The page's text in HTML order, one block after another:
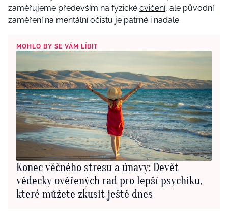
zaměřujeme především na fyzické cvičení, ale původní
zaměření na mentální očistu je patrné i nadále.
MOHLO BY SE VÁM LÍBIT
Konec věčného stresu a únavy: Devět
vědecky ověřených rad pro lepší psychiku,
které můžete zkusit ještě dnes